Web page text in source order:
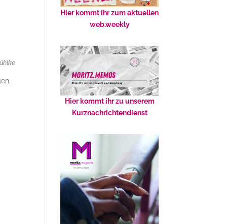
Hier kommt ihr zum aktuellen
web.weekly
Hier kommt ihr zu unserem
Kurznachrichtendienst